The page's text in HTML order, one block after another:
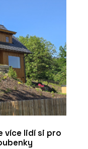
více lidí si pro